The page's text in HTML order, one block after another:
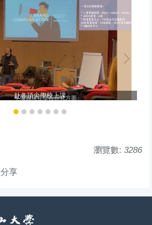
赴各頂尖學校上課
瀏覽數: 3286
分享